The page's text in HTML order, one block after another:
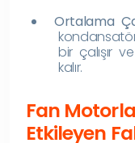
Ortalama
bir çalışır
kalır.
Fan
Etkileyen